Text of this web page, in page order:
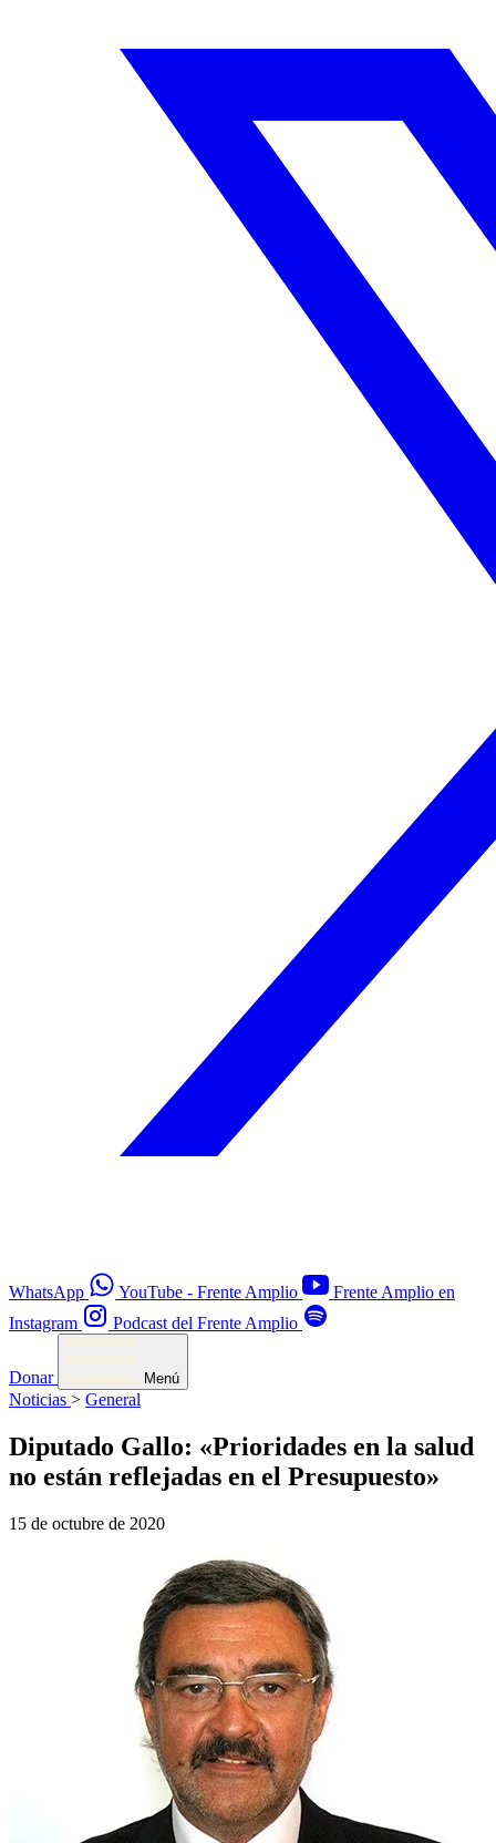
WhatsApp YouTube - Frente Amplio
Frente Amplio en
Instagram
Podcast del Frente Amplio
Donar Menú
Noticias > General
Diputado Gallo: «Prioridades en la salud
no están reflejadas en el Presupuesto»
15 de octubre de 2020